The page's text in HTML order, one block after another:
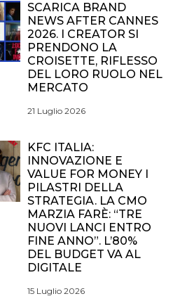
SCARICA BRAND
NEWS AFTER CANNES
2026. I CREATOR SI
PRENDONO LA
CROISETTE, RIFLESSO
DEL LORO RUOLO NEL
MERCATO
21 Luglio 2026
KFC ITALIA:
INNOVAZIONE E
VALUE FOR MONEY I
PILASTRI DELLA
STRATEGIA. LA CMO
MARZIA FARÈ: “TRE
NUOVI LANCI ENTRO
FINE ANNO”. L’80%
DEL BUDGET VA AL
DIGITALE
15 Luglio 2026